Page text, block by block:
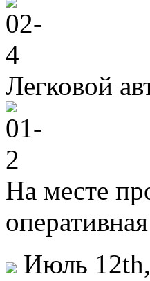
Легковой
На месте
Июль